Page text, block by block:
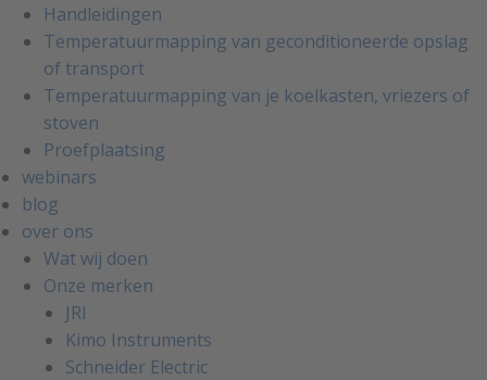
Handleidingen
Temperatuurmapping van geconditioneerde opslag
of transport
Temperatuurmapping van je koelkasten, vriezers of
stoven
Proefplaatsing
webinars
blog
over ons
Wat wij doen
Onze merken
JRI
Kimo Instruments
Schneider Electric